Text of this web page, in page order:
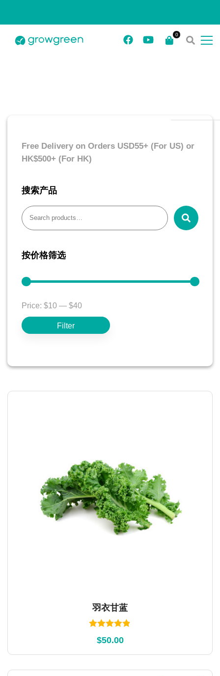
羽衣甘蓝
out of 5
$50.00
Free Delivery on Orders USD55+ (For US) or
HK$500+ (For HK)
搜索产品
按价格筛选
Filter
Price: $10 — $40